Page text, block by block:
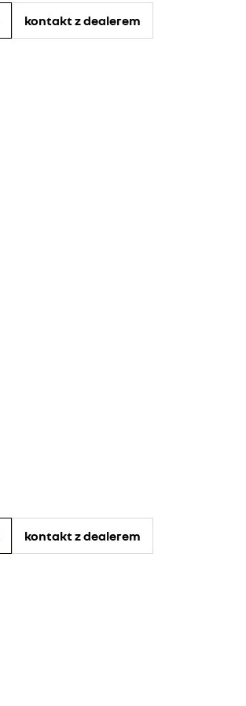
kontakt z dealerem
kontakt z dealerem